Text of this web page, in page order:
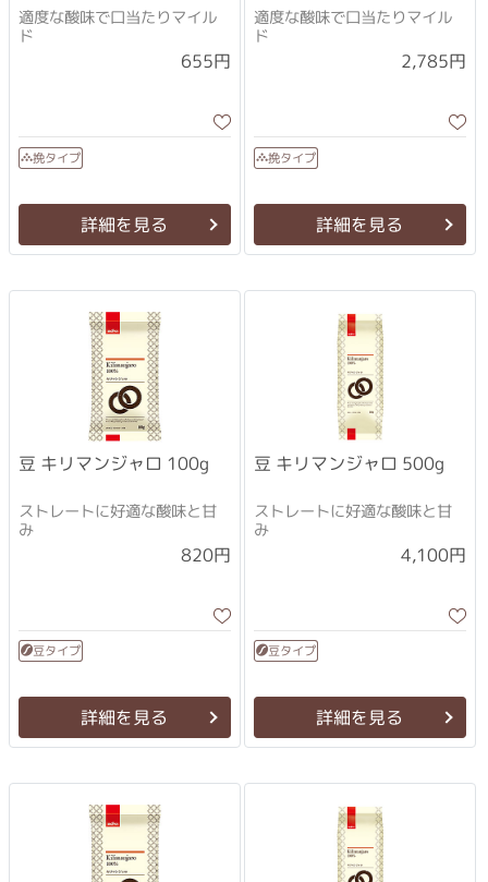
適度な酸味で口当たりマイル
ド
655円
挽タイプ
詳細を見る
適度な酸味で口当たりマイル
ド
2,785円
挽タイプ
詳細を見る
豆 キリマンジャロ 100g
ストレートに好適な酸味と甘
み
820円
豆タイプ
詳細を見る
豆 キリマンジャロ 500g
ストレートに好適な酸味と甘
み
4,100円
豆タイプ
詳細を見る